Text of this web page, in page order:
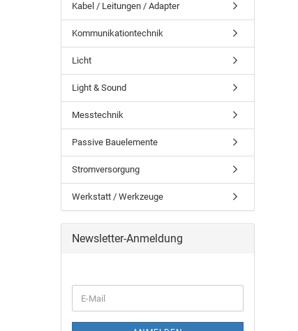
Kabel / Leitungen / Adapter
Kommunikationtechnik
Licht
Light & Sound
Messtechnik
Passive Bauelemente
Stromversorgung
Werkstatt / Werkzeuge
Newsletter-Anmeldung